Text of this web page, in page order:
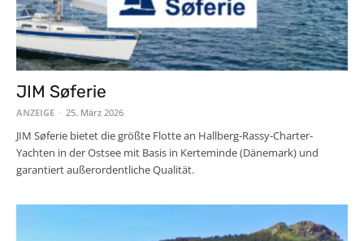
JIM Søferie
ANZEIGE - 25. März 2026
JIM Søferie bietet die größte Flotte an Hallberg-Rassy-Charter-
Yachten in der Ostsee mit Basis in Kerteminde (Dänemark) und
garantiert außerordentliche Qualität.